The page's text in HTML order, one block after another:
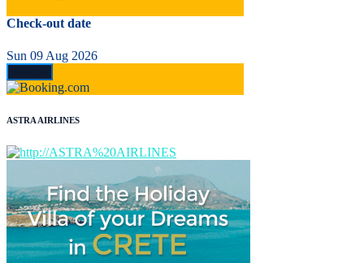
Check-out date
Sun 09 Aug 2026
ASTRA AIRLINES